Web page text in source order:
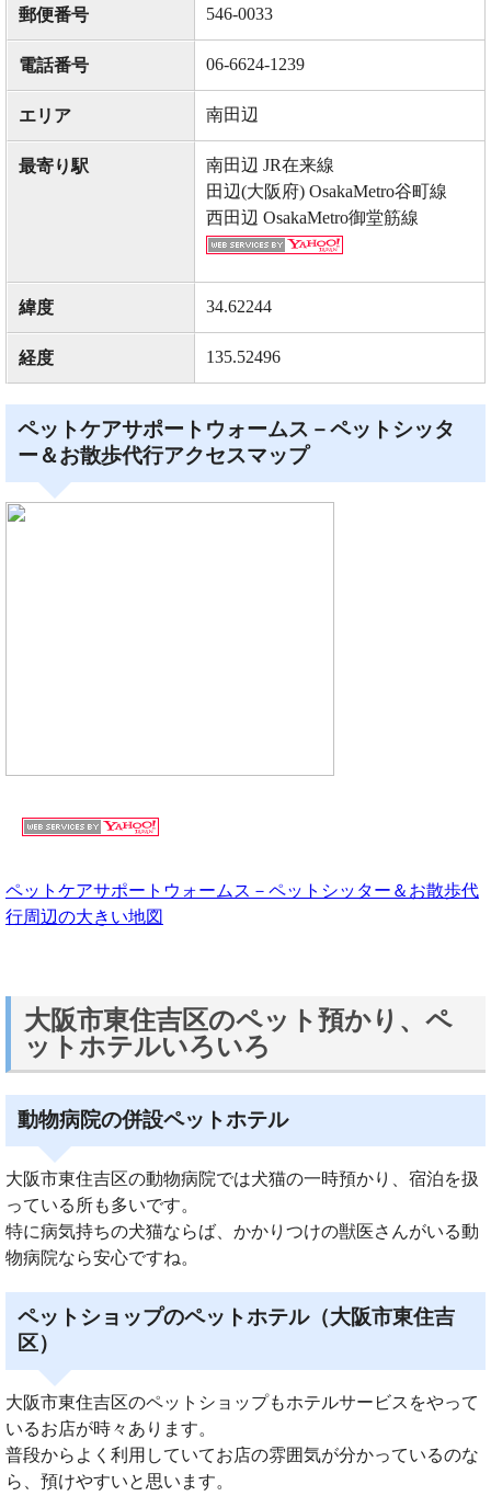
郵便番号 546-0033
電話番号 06-6624-1239
エリア 南田辺
最寄り駅
南田辺 JR在来線
田辺(大阪府) OsakaMetro谷町線
西田辺 OsakaMetro御堂筋線
緯度 34.62244
経度 135.52496
ペットケアサポートウォームス－ペットシッタ
ー＆お散歩代行アクセスマップ
ペットケアサポートウォームス－ペットシッター＆お散歩代
行周辺の大きい地図
大阪市東住吉区のペット預かり、ペ
ットホテルいろいろ
動物病院の併設ペットホテル
大阪市東住吉区の動物病院では犬猫の一時預かり、宿泊を扱
っている所も多いです。
特に病気持ちの犬猫ならば、かかりつけの獣医さんがいる動
物病院なら安心ですね。
ペットショップのペットホテル（大阪市東住吉
区）
大阪市東住吉区のペットショップもホテルサービスをやって
いるお店が時々あります。
普段からよく利用していてお店の雰囲気が分かっているのな
ら、預けやすいと思います。